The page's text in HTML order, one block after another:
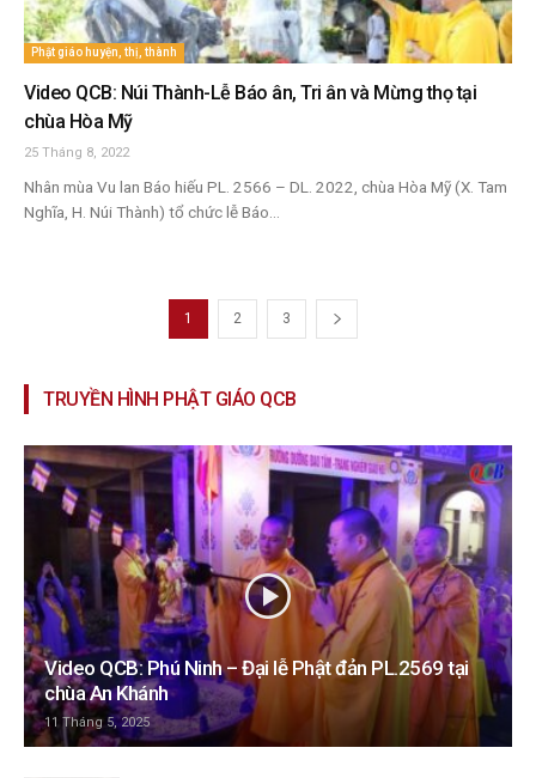
Phật giáo huyện, thị, thành
Video QCB: Núi Thành-Lễ Báo ân, Tri ân và Mừng thọ tại
chùa Hòa Mỹ
25 Tháng 8, 2022
Nhân mùa Vu lan Báo hiếu PL. 2566 – DL. 2022, chùa Hòa Mỹ (X. Tam
Nghĩa, H. Núi Thành) tổ chức lễ Báo...
1 2 3
TRUYỀN HÌNH PHẬT GIÁO QCB
Video QCB: Phú Ninh – Đại lễ Phật đản PL.2569 tại
chùa An Khánh
11 Tháng 5, 2025